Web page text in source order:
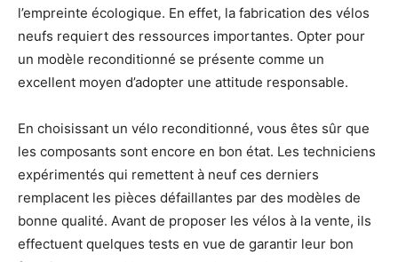
l’empreinte écologique. En effet, la fabrication des vélos
neufs requiert des ressources importantes. Opter pour
un modèle reconditionné se présente comme un
excellent moyen d’adopter une attitude responsable.
En choisissant un vélo reconditionné, vous êtes sûr que
les composants sont encore en bon état. Les techniciens
expérimentés qui remettent à neuf ces derniers
remplacent les pièces défaillantes par des modèles de
bonne qualité. Avant de proposer les vélos à la vente, ils
effectuent quelques tests en vue de garantir leur bon